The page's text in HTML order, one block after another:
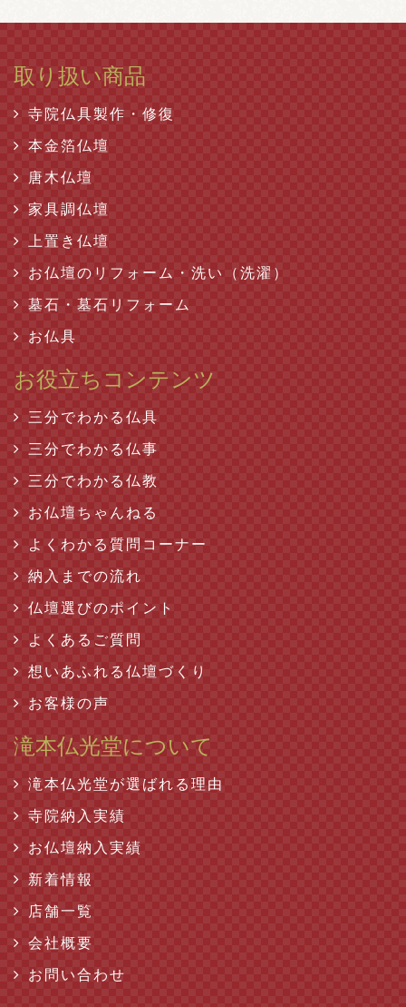
取り扱い商品
寺院仏具製作・修復
本金箔仏壇
唐木仏壇
家具調仏壇
上置き仏壇
お仏壇のリフォーム・洗い（洗濯）
墓石・墓石リフォーム
お仏具
お役立ちコンテンツ
三分でわかる仏具
三分でわかる仏事
三分でわかる仏教
お仏壇ちゃんねる
よくわかる質問コーナー
納入までの流れ
仏壇選びのポイント
よくあるご質問
想いあふれる仏壇づくり
お客様の声
滝本仏光堂について
滝本仏光堂が選ばれる理由
寺院納入実績
お仏壇納入実績
新着情報
店舗一覧
会社概要
お問い合わせ